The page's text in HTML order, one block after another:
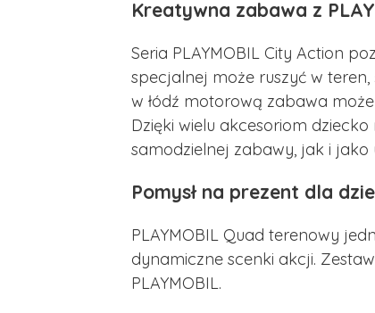
Kreatywna zabawa z
Seria PLAYMOBIL City Action
specjalnej może ruszyć w
w łódź motorową zabawa
Dzięki wielu akcesoriom
samodzielnej zabawy, jak i jako
Pomysł na prezent dla
PLAYMOBIL Quad terenowy
dynamiczne scenki akcji.
PLAYMOBIL.